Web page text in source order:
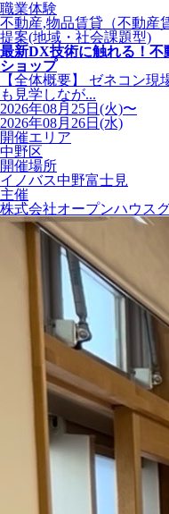
職業体験
不動産,物品賃貸（不動産
提案(地域・社会課題型)
最新DX技術に触れる！不
ショップ
【全体概要】 ゼネコン
も見学しなが...
2026年08月25日(火)〜
2026年08月26日(水)
開催エリア
中野区
開催場所
イノバス中野富士見
主催
株式会社オープンハウス